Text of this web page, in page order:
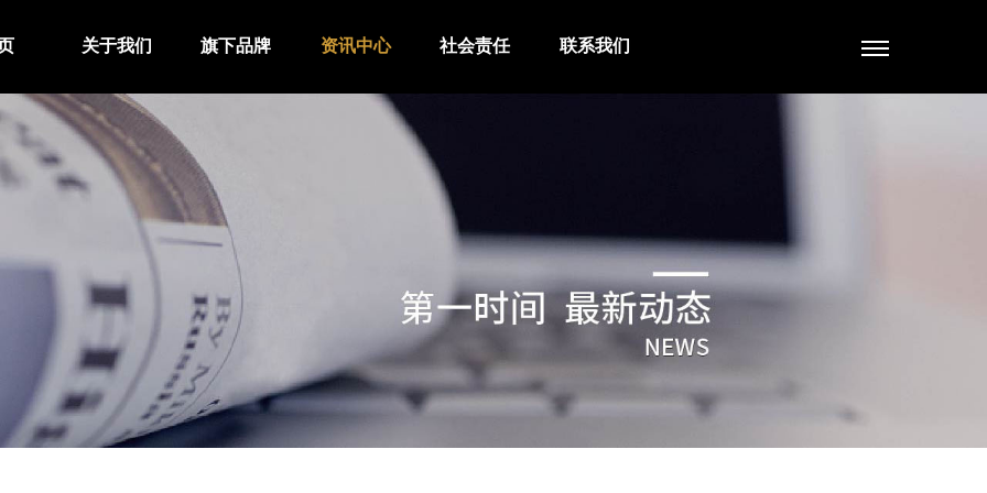
关于我们 旗下品牌 资讯中心 社会责任 联系我们